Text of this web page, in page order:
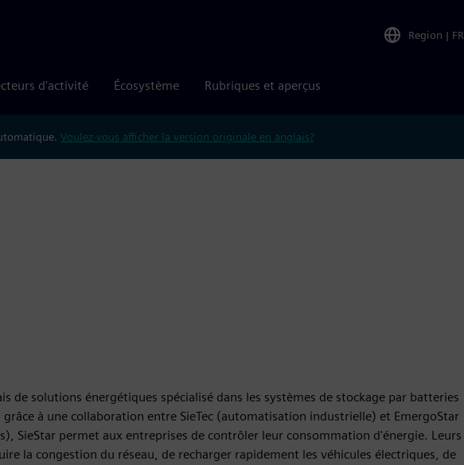
Region | FR
d'activité Écosystème Rubriques et aperçus
Voulez-vous afficher la version originale en anglais?
de solutions énergétiques spécialisé dans les systèmes de stockage par batteries
à une collaboration entre SieTec (automatisation industrielle) et EmergoStar
SieStar permet aux entreprises de contrôler leur consommation d'énergie. Leurs
la congestion du réseau, de recharger rapidement les véhicules électriques, de